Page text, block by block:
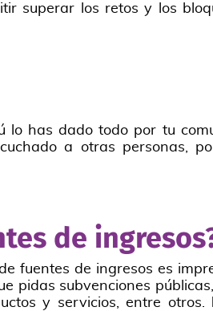
superar los retos y los
lo has dado todo por tu
a otras personas,
de
fuentes de ingresos es
pidas subvenciones
y servicios, entre otros.